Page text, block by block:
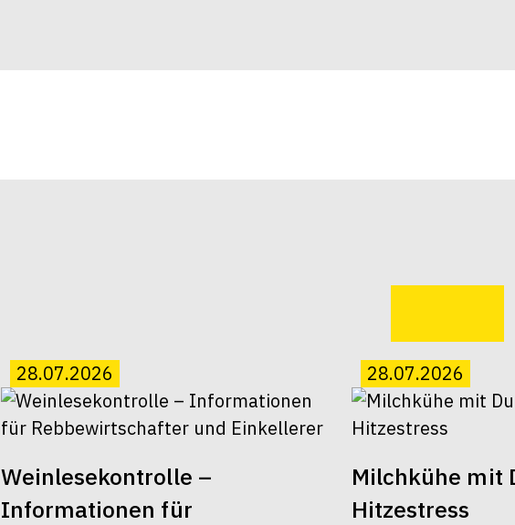
28.07.2026
Weinlesekontrolle –
Informationen für
28.07.2026
Milchkühe mit
Hitzestress